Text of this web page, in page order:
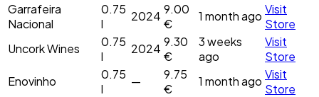
Garrafeira
Nacional
0.75
l
2024 9.00
€
1 month ago Visit
Store
Uncork Wines
0.75
l
2024 9.30
€
3 weeks
ago
Visit
Store
Enovinho
0.75
l
—
9.75
€
1 month ago Visit
Store